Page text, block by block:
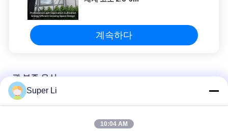
계속하다
광 부족 온실
10-100M 광 차단 온실 (100% 차광 흑백 필름 포함)
100% Dark Out Shading 자동화된 빛 차단 시스템 30-45ft
Super Li
10:04 AM